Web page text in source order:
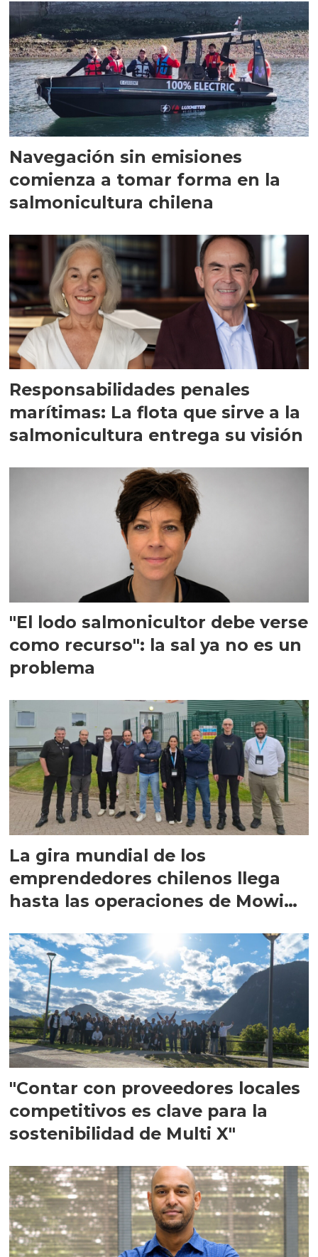
Navegación sin emisiones
comienza a tomar forma en la
salmonicultura chilena
Responsabilidades penales
marítimas: La flota que sirve a la
salmonicultura entrega su visión
"El lodo salmonicultor debe verse
como recurso": la sal ya no es un
problema
La gira mundial de los
emprendedores chilenos llega
hasta las operaciones de Mowi
"Contar con proveedores locales
competitivos es clave para la
sostenibilidad de Multi X"